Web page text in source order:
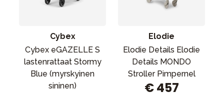
Cybex
Cybex eGAZELLE S
lastenrattaat Stormy
Blue (myrskyinen
sininen)
Elodie
Elodie Details Elodie
Details MONDO
Stroller Pimpernel
€ 457